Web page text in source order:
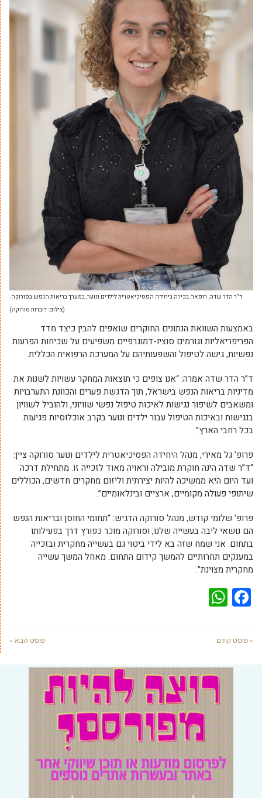
ד”ר הדר שדה, רופאה בכירה ביחידה הפסיכיאטרית לילדים ונוער, במערך בריאות הנפש בסורוקה.
(צילום: דוברות סורוקה)
באמצעות השוואת הנתונים החוקרים שואפים להבין כיצד מדד
הפריפריאליות וגורמים סוציו-דמוגרפיים משפיעים על שכיחות הפרעות
נפשיות, גישה לטיפול והשפעותיהם על המערכת הרפואית הכללית.
ד”ר הדר שדה אמרה: “אנו צופים כי תוצאות המחקר עשויות לשנות את
מדיניות בריאות הנפש בישראל, תוך הדגשת פערים והכוונת התערבויות
ומשאבים לשיפור נגישות לאיכות טיפול נפשי שוויוני, ולהוביל לשוויון
בנגישות ובאיכות הטיפול עבור ילדים ונוער בקרב אוכלוסיות פגיעות
בכל רחבי הארץ”.
פרופ’ גל מאירי, מנהל היחידה הפסיכיאטרית לילדים ונוער סורוקה ציין:
“ד”ר שדה הינה חוקרת מובילה וראויה מאוד לזכייה זו. מתחילת דרכה
ועד היום היא ממשיכה להיות יצירתית וליזום מחקרים חדשים, הכוללים
שיתופי פעולה מקומיים, ארציים ובינלאומיים”.
פרופ’ שלומי קודש, מנהל סורוקה הדגיש: “תחומי החוסן ובריאות הנפש
הם נושאי ליבה בעשייה שלנו, וסורוקה מוכר כפורץ דרך בפעילותו
בתחום. אני שמח שזה בא לידי ביטוי גם בעשייה מחקרית ובזכייה
במענקים תחרותיים להמשך קידום התחום. מאחל המשך עשייה
מחקרית מצוינת”.
Facebook
« פוסט קודם פוסט הבא »